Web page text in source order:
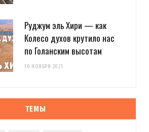
Руджум эль Хири — как
Колесо духов крутило нас
по Голанским высотам
10 НОЯБРЯ 2021
ТЕМЫ